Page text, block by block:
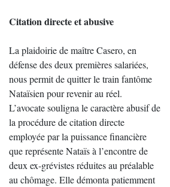
Citation directe et abusive
La plaidoirie de maître Casero, en
défense des deux premières salariées,
nous permit de quitter le train fantôme
Nataïsien pour revenir au réel.
L’avocate souligna le caractère abusif de
la procédure de citation directe
employée par la puissance financière
que représente Nataïs à l’encontre de
deux ex-grévistes réduites au préalable
au chômage. Elle démonta patiemment